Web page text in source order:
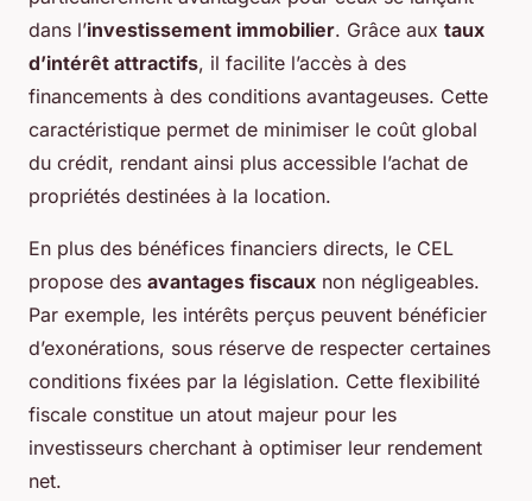
dans l’investissement immobilier. Grâce aux taux
d’intérêt attractifs, il facilite l’accès à des
financements à des conditions avantageuses. Cette
caractéristique permet de minimiser le coût global
du crédit, rendant ainsi plus accessible l’achat de
propriétés destinées à la location.
En plus des bénéfices financiers directs, le CEL
propose des avantages fiscaux non négligeables.
Par exemple, les intérêts perçus peuvent bénéficier
d’exonérations, sous réserve de respecter certaines
conditions fixées par la législation. Cette flexibilité
fiscale constitue un atout majeur pour les
investisseurs cherchant à optimiser leur rendement
net.